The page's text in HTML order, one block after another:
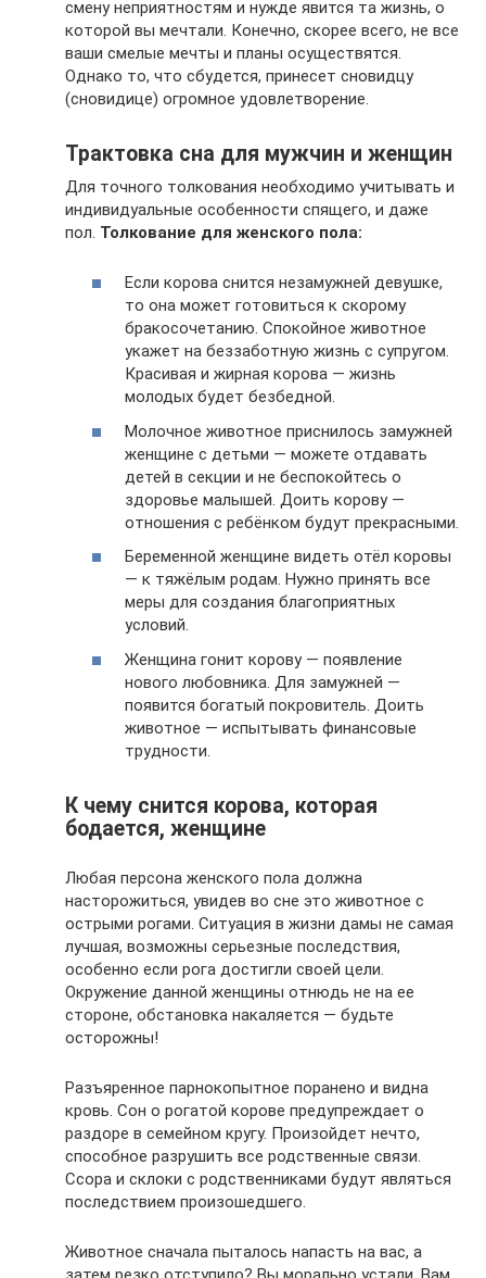
смену неприятностям и нужде явится та жизнь, о
которой вы мечтали. Конечно, скорее всего, не все
ваши смелые мечты и планы осуществятся.
Однако то, что сбудется, принесет сновидцу
(сновидице) огромное удовлетворение.
Трактовка сна для мужчин и женщин
Для точного толкования необходимо учитывать и
индивидуальные особенности спящего, и даже
пол. Толкование для женского пола:
Если корова снится незамужней девушке,
то она может готовиться к скорому
бракосочетанию. Спокойное животное
укажет на беззаботную жизнь с супругом.
Красивая и жирная корова — жизнь
молодых будет безбедной.
Молочное животное приснилось замужней
женщине с детьми — можете отдавать
детей в секции и не беспокойтесь о
здоровье малышей. Доить корову —
отношения с ребёнком будут прекрасными.
Беременной женщине видеть отёл коровы
— к тяжёлым родам. Нужно принять все
меры для создания благоприятных
условий.
Женщина гонит корову — появление
нового любовника. Для замужней —
появится богатый покровитель. Доить
животное — испытывать финансовые
трудности.
К чему снится корова, которая
бодается, женщине
Любая персона женского пола должна
насторожиться, увидев во сне это животное с
острыми рогами. Ситуация в жизни дамы не самая
лучшая, возможны серьезные последствия,
особенно если рога достигли своей цели.
Окружение данной женщины отнюдь не на ее
стороне, обстановка накаляется — будьте
осторожны!
Разъяренное парнокопытное поранено и видна
кровь. Сон о рогатой корове предупреждает о
раздоре в семейном кругу. Произойдет нечто,
способное разрушить все родственные связи.
Ссора и склоки с родственниками будут являться
последствием произошедшего.
Животное сначала пыталось напасть на вас, а